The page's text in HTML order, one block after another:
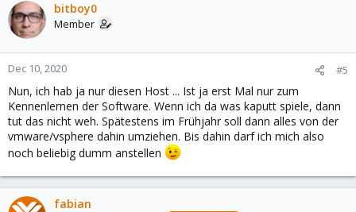
bitboy0
Member
Dec 10, 2020 #5
Nun, ich hab ja nur diesen Host ... Ist ja erst Mal nur zum
Kennenlernen der Software. Wenn ich da was kaputt spiele, dann
tut das nicht weh. Spätestens im Frühjahr soll dann alles von der
vmware/vsphere dahin umziehen. Bis dahin darf ich mich also
noch beliebig dumm anstellen
fabian